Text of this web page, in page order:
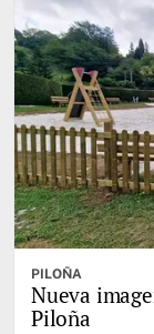
PILOÑA
Nueva
Piloña